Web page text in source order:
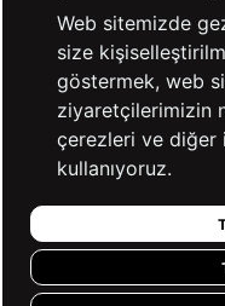
de şıklığınızı ön plana
vücudu sıkmadan, doğal
arkadaş buluşmalarına
elbiseler, gardırobunuzun
Regular fit takım elbise
bedene dikkat etmek
Ayrıca, doğru aksesuarlar
seviyeye taşıyabilirsiniz.
aksesuarlar, regular fit
olacaktır. Günlük şıklık
Web sitemizde
size
göstermek, web
ziyaretçilerimizin
çerezleri ve diğer
kullanıyoruz.